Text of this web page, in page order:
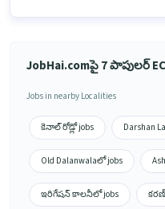
JobHai.comపై 7 పాపులర్
Jobs in nearby Localities
కెనాల్ రోడ్లో jobs Darshan
Old Dalanwalaలో jobs
ఇరిగేషన్ కాలనీలో jobs